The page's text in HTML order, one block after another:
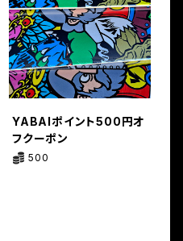
YABAIポイント500円オ
フクーポン
500